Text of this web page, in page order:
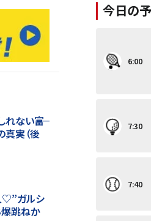
ない――富
真実（後
♡”ガルシ
跳ねか
今日の
6:00
7:30
7:40